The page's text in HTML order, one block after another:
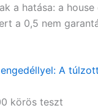
a hatása: a
a 0,5 nem
A
körös teszt